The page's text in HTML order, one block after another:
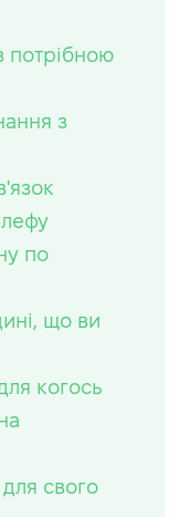
потрібною
з
по
що ви
когось
свого